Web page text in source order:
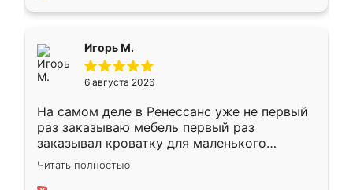
Игорь М.
6 августа 2026
На самом деле в Ренессанс уже не первый
раз заказываю мебель первый раз
заказывал кроватку для маленького
ребёнка при его рождении ,во второй раз
заказал шкаф-купе. По качеству очень
Читать полностью